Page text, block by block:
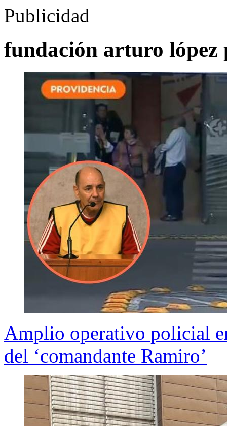
Publicidad
fundación arturo lópez
Amplio operativo policial
del ‘comandante Ramiro’